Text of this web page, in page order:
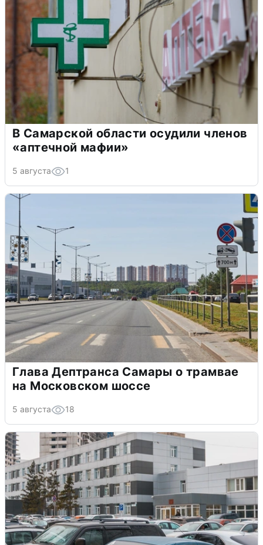
В Самарской области осудили членов
«аптечной мафии»
5 августа 1
Глава Дептранса Самары о трамвае
на Московском шоссе
5 августа 18